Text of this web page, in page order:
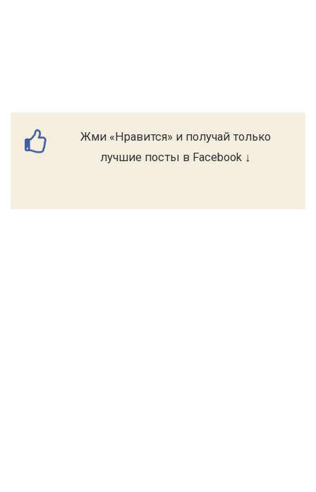
Жми «Нравится» и получай только
лучшие посты в Facebook ↓